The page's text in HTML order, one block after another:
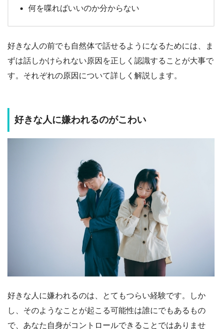
何を喋ればいいのか分からない
好きな人の前でも自然体で話せるようになるためには、ま
ずは話しかけられない原因を正しく認識することが大事で
す。それぞれの原因について詳しく解説します。
好きな人に嫌われるのがこわい
好きな人に嫌われるのは、とてもつらい経験です。しか
し、そのようなことが起こる可能性は誰にでもあるもの
で、あなた自身がコントロールできることではありませ